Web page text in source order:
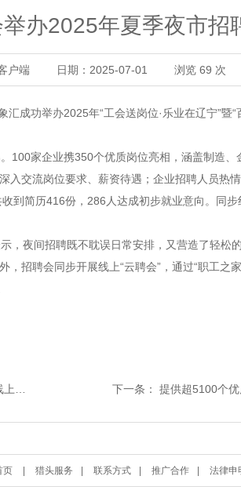
办2025年夏季夜市招
户端 日期：2025-07-01 浏览 69 次
功举办2025年“工会送岗位·乐业在辽宁”暨“
100家企业携350个优质岗位亮相，涵盖制造、
入交流岗位要求、薪资待遇；企业招聘人员热
到简历416份，286人达成初步就业意向。同
，夜间招聘既不耽误日常安排，又营造了轻松
招聘会同步开展线上“云聘会”，通过“职工之
场 下一条： 提供超5100个优质岗
页 猎头服务 联系方式 推广合作 法律申